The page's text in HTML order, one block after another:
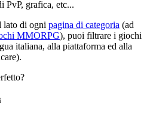
PvP, grafica, etc...
lato di ogni pagina di categoria (ad
MMORPG), puoi filtrare i giochi
italiana, alla piattaforma ed alla